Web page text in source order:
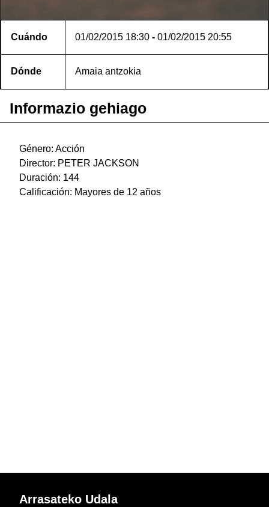
Cuándo 01/02/2015 18:30 - 01/02/2015 20:55
Dónde Amaia antzokia
Informazio gehiago
Género: Acción
Director: PETER JACKSON
Duración: 144
Calificación: Mayores de 12 años
Arrasateko Udala